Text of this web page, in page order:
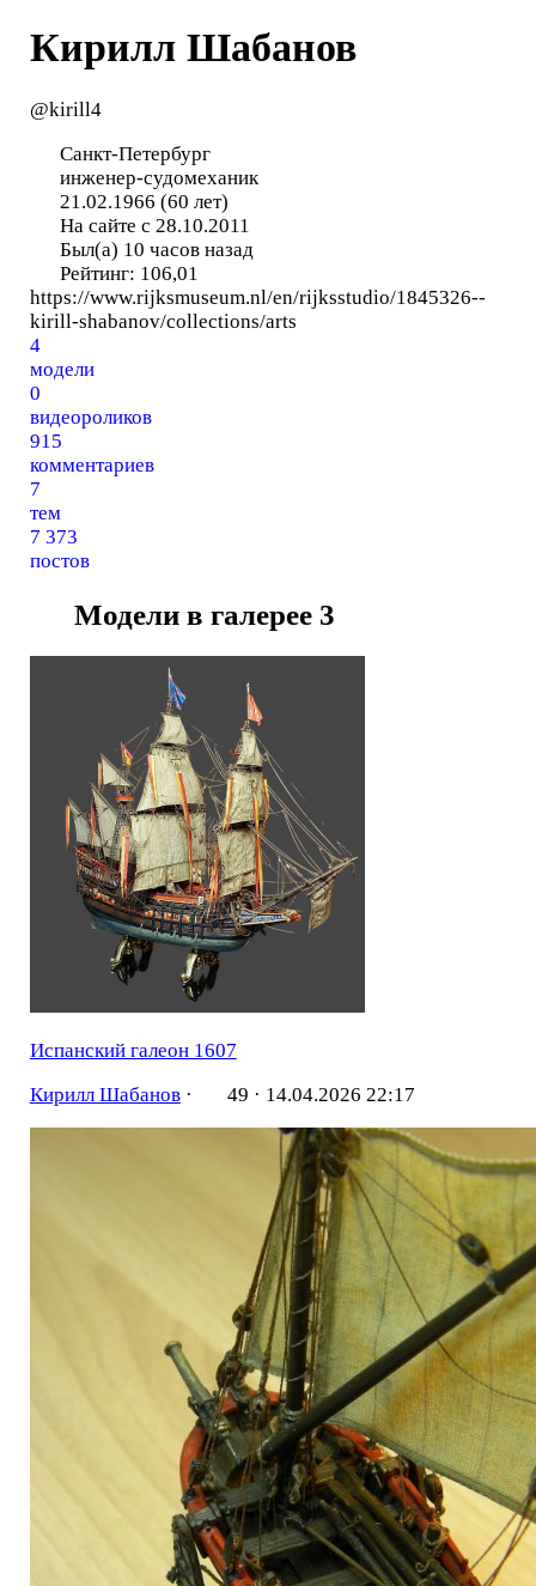
Кирилл Шабанов
@kirill4
Санкт-Петербург
инженер-судомеханик
21.02.1966 (60 лет)
На сайте с 28.10.2011
Был(а) 10 часов назад
Рейтинг: 106,01
https://www.rijksmuseum.nl/en/rijksstudio/1845326--
kirill-shabanov/collections/arts
4
модели
0
видеороликов
915
комментариев
7
тем
7 373
постов
Модели в галерее 3
Испанский галеон 1607
Кирилл Шабанов· 49 · 14.04.2026 22:17